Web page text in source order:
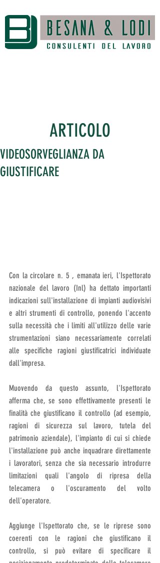
ARTICOLO
VIDEOSORVEGLIANZA DA
GIUSTIFICARE
Con la circolare n. 5 , emanata ieri, l'Ispettorato
nazionale del lavoro (Inl) ha dettato importanti
indicazioni sull'installazione di impianti audiovisivi
e altri strumenti di controllo, ponendo l'accento
sulla necessità che i limiti all'utilizzo delle varie
strumentazioni siano necessariamente correlati
alle specifiche ragioni giustificatrici individuate
dall'impresa.
Muovendo da questo assunto, l'Ispettorato
afferma che, se sono effettivamente presenti le
finalità che giustificano il controllo (ad esempio,
ragioni di sicurezza sul lavoro, tutela del
patrimonio aziendale), l'impianto di cui si chiede
l'installazione può anche inquadrare direttamente
i lavoratori, senza che sia necessario introdurre
limitazioni quali l'angolo di ripresa della
telecamera o l'oscuramento del volto
dell'operatore.
Aggiunge l'Ispettorato che, se le riprese sono
coerenti con le ragioni che giustificano il
controllo, si può evitare di specificare il